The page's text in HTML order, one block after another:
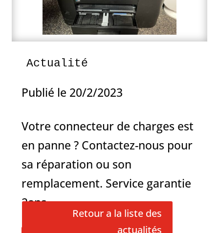
Actualité
Publié le 20/2/2023
Votre connecteur de charges est
en panne ? Contactez-nous pour
sa réparation ou son
remplacement. Service garantie
2ans
Retour a la liste des
actualités